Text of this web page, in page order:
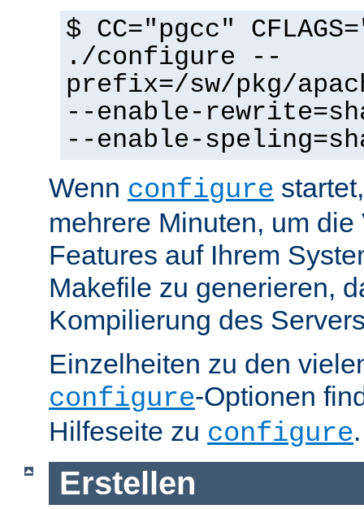
$ CC="pgcc"
./configure --
prefix=/sw/pkg/
--enable-
--enable-
Wenn configure
mehrere Minuten, um
Features auf Ihrem
Makefile zu generieren,
Kompilierung des
Einzelheiten zu den
configure-Optionen
Hilfeseite zu configure.
Erstellen